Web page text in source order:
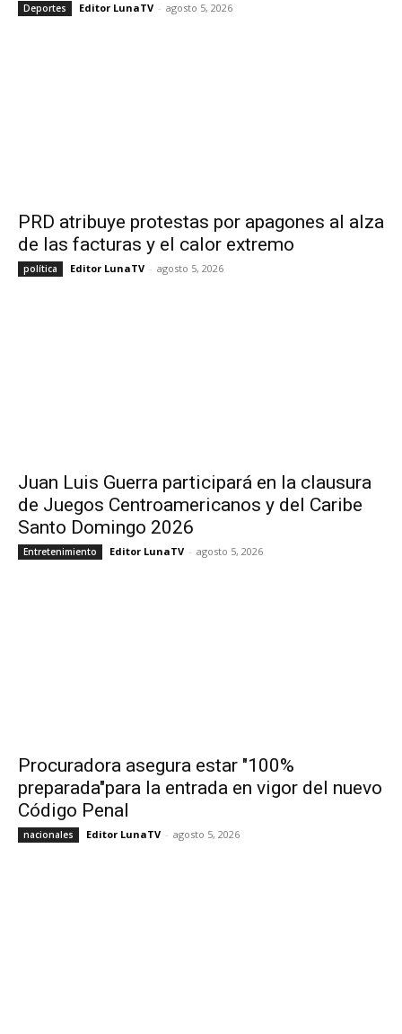
Deportes Editor LunaTV - agosto 5, 2026
PRD atribuye protestas por apagones al alza
de las facturas y el calor extremo
política Editor LunaTV - agosto 5, 2026
Juan Luis Guerra participará en la clausura
de Juegos Centroamericanos y del Caribe
Santo Domingo 2026
Entretenimiento Editor LunaTV - agosto 5, 2026
Procuradora asegura estar "100%
preparada"para la entrada en vigor del nuevo
Código Penal
nacionales Editor LunaTV - agosto 5, 2026